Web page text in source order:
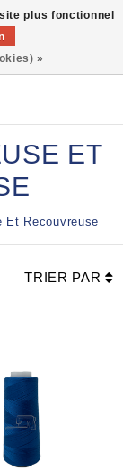
ET
Et Recouvreuse
TRIER PAR
plus fonctionnel
»